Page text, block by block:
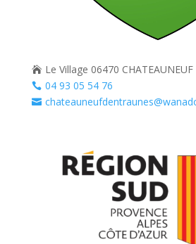
 Le Village 06470
 04 93 05 54 76
